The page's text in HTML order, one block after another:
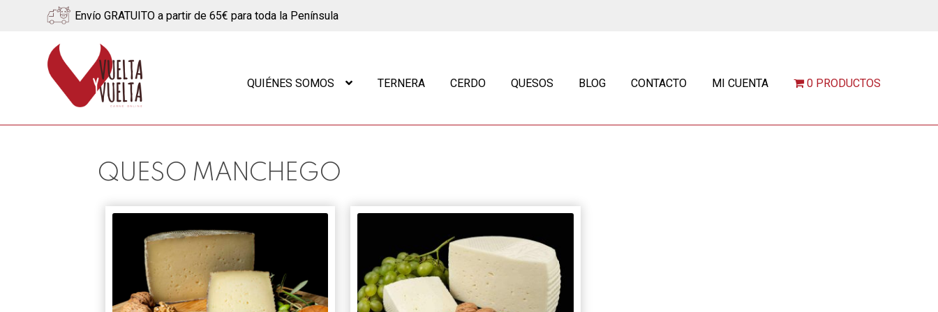
Envío GRATUITO a partir de 65€ para toda la Península
Ir
a
navegación
Ir
al
contenido
QUIÉNES SOMOS TERNERA CERDO QUESOS BLOG CONTACTO MI CUENTA 0 PRODUCTOS
QUESO MANCHEGO